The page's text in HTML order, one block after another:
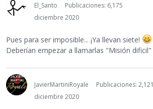
El_Santo
Publicaciones: 6,175
diciembre 2020
Pues para ser imposible... ¡Ya llevan siete!
Deberían empezar a llamarlas "Misión dificil"
JavierMartiniRoyale
Publicaciones: 2,121
diciembre 2020